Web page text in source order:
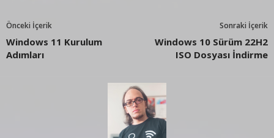
Önceki İçerik
Windows 11 Kurulum
Adımları
Sonraki İçerik
Windows 10 Sürüm 22H2
ISO Dosyası İndirme